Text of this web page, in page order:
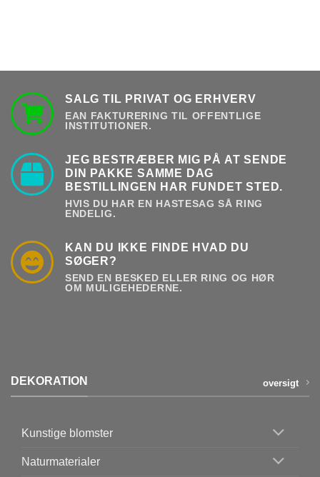
SALG TIL PRIVAT OG ERHVERV
EAN FAKTURERING TIL OFFENTLIGE
INSTITUTIONER.
JEG BESTRÆBER MIG PÅ AT SENDE
DIN PAKKE SAMME DAG
BESTILLINGEN HAR FUNDET STED.
HVIS DU HAR EN HASTESAG SÅ RING
ENDELIG.
KAN DU IKKE FINDE HVAD DU
SØGER?
SEND EN BESKED ELLER RING OG HØR
OM MULIGEHEDERNE.
DEKORATION oversigt
Kunstige blomster
Naturmaterialer